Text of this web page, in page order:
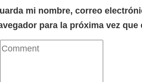
mi nombre, correo
para la próxima vez que